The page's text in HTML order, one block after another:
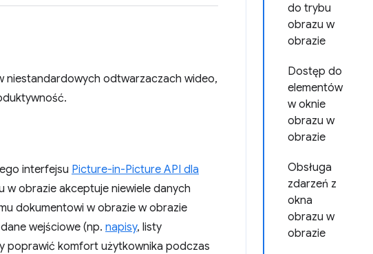
do trybu
obrazu w
obrazie
Dostęp do
elementów
w oknie
obrazu w
obrazie
Obsługa
zdarzeń z
okna
obrazu w
obrazie
niestandardowych odtwarzaczach wideo,
interfejsu Picture-in-Picture API dla
obrazie akceptuje niewiele danych
dokumentowi w obrazie w obrazie
wejściowe (np. napisy, listy
poprawić komfort użytkownika podczas